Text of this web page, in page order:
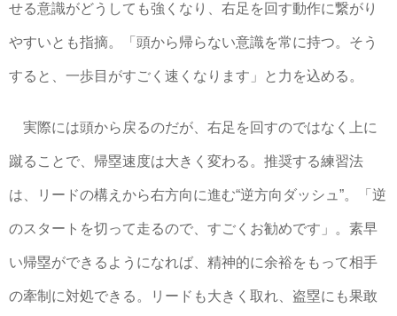
せる意識がどうしても強くなり、右足を回す動作に繋がり
やすいとも指摘。「頭から帰らない意識を常に持つ。そう
すると、一歩目がすごく速くなります」と力を込める。
実際には頭から戻るのだが、右足を回すのではなく上に
蹴ることで、帰塁速度は大きく変わる。推奨する練習法
は、リードの構えから右方向に進む“逆方向ダッシュ”。「逆
のスタートを切って走るので、すごくお勧めです」。素早
い帰塁ができるようになれば、精神的に余裕をもって相手
の牽制に対処できる。リードも大きく取れ、盗塁にも果敢